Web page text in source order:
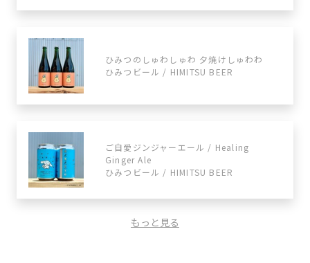
ひみつのしゅわしゅわ 夕焼けしゅわわ
ひみつビール / HIMITSU BEER
ご自愛ジンジャーエール / Healing
Ginger Ale
ひみつビール / HIMITSU BEER
もっと見る